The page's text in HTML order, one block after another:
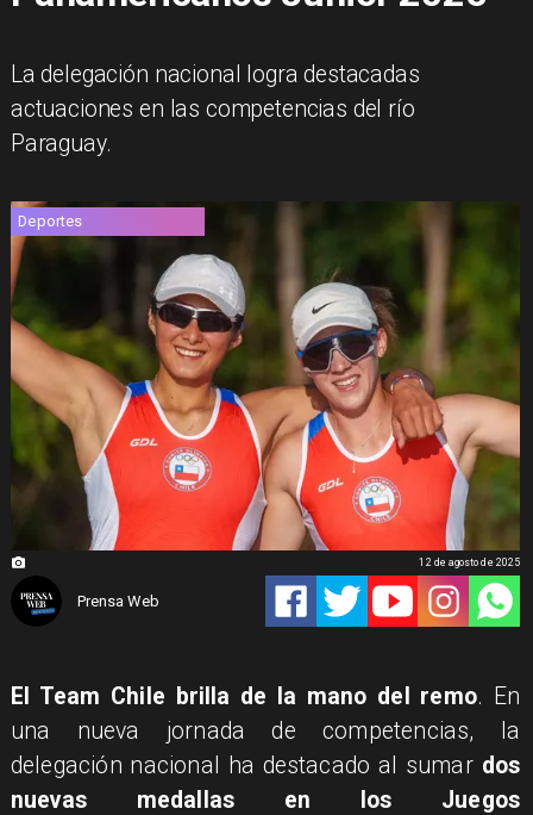
La delegación nacional logra destacadas
actuaciones en las competencias del río
Paraguay.
Deportes
Prensa Web
12 de agosto de 2025
El Team Chile brilla de la mano del remo. En
una nueva jornada de competencias, la
delegación nacional ha destacado al sumar dos
nuevas medallas en los
Juegos